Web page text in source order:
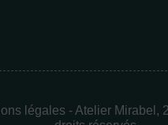
légales - Atelier Mirabel,